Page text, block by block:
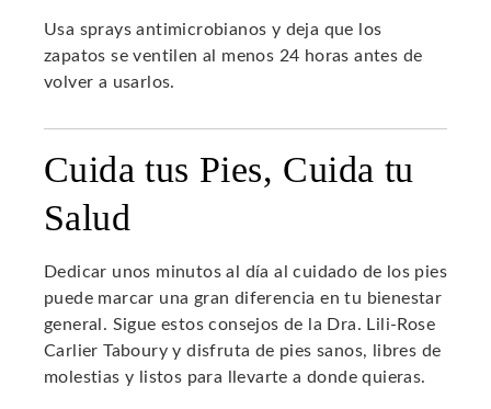
Usa sprays antimicrobianos y deja que los
zapatos se ventilen al menos 24 horas antes de
volver a usarlos.
Cuida tus Pies, Cuida tu
Salud
Dedicar unos minutos al día al cuidado de los pies
puede marcar una gran diferencia en tu bienestar
general. Sigue estos consejos de la Dra. Lili-Rose
Carlier Taboury y disfruta de pies sanos, libres de
molestias y listos para llevarte a donde quieras.